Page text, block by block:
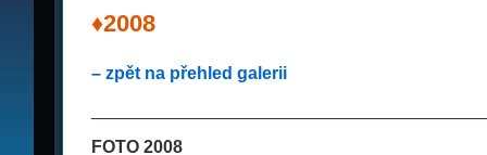
♦2008
– zpět na přehled galerii
FOTO 2008